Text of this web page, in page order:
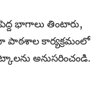
భాగాలు తింటారు,
పాఠశాల కార్యక్రమంలో
అనుసరించండి.